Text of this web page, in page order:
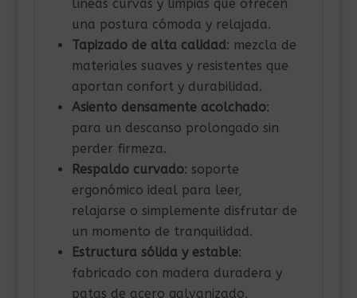
líneas curvas y limpias que ofrecen
una postura cómoda y relajada.
Tapizado de alta calidad: mezcla de
materiales suaves y resistentes que
aportan confort y durabilidad.
Asiento densamente acolchado:
para un descanso prolongado sin
perder firmeza.
Respaldo curvado: soporte
ergonómico ideal para leer,
relajarse o simplemente disfrutar de
un momento de tranquilidad.
Estructura sólida y estable:
fabricado con madera duradera y
patas de acero galvanizado.